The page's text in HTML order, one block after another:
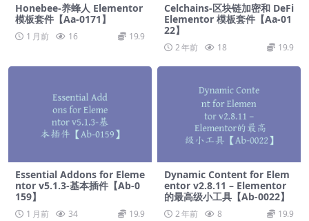
Honebee-养蜂人 Elementor
模板套件【Aa-0171】
1 月前 16 19.9
Celchains-区块链加密和 DeFi
Elementor 模板套件【Aa-01
22】
2 年前 18 19.9
Essential Addons for Eleme
ntor v5.1.3-基本插件【Ab-0
159】
1 月前 34 19.9
Dynamic Content for Elem
entor v2.8.11 – Elementor
的最高级小工具【Ab-0022】
2 年前 8 19.9